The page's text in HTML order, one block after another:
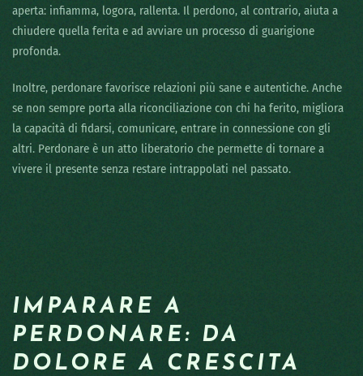
aperta: infiamma, logora, rallenta. Il perdono, al contrario, aiuta a
chiudere quella ferita e ad avviare un processo di guarigione
profonda.
Inoltre, perdonare favorisce relazioni più sane e autentiche. Anche
se non sempre porta alla riconciliazione con chi ha ferito, migliora
la capacità di fidarsi, comunicare, entrare in connessione con gli
altri. Perdonare è un atto liberatorio che permette di tornare a
vivere il presente senza restare intrappolati nel passato.
IMPARARE A
PERDONARE: DA
DOLORE A CRESCITA